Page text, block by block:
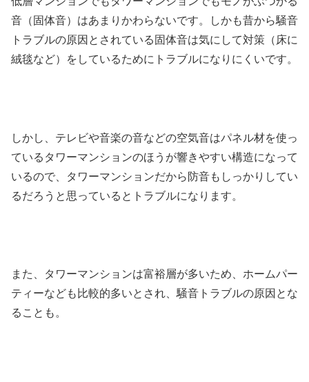
音（固体音）はあまりかわらないです。しかも昔から騒音
トラブルの原因とされている固体音は気にして対策（床に
絨毯など）をしているためにトラブルになりにくいです。
しかし、テレビや音楽の音などの空気音はパネル材を使っ
ているタワーマンションのほうが響きやすい構造になって
いるので、タワーマンションだから防音もしっかりしてい
るだろうと思っているとトラブルになります。
また、タワーマンションは富裕層が多いため、ホームパー
ティーなども比較的多いとされ、騒音トラブルの原因とな
ることも。